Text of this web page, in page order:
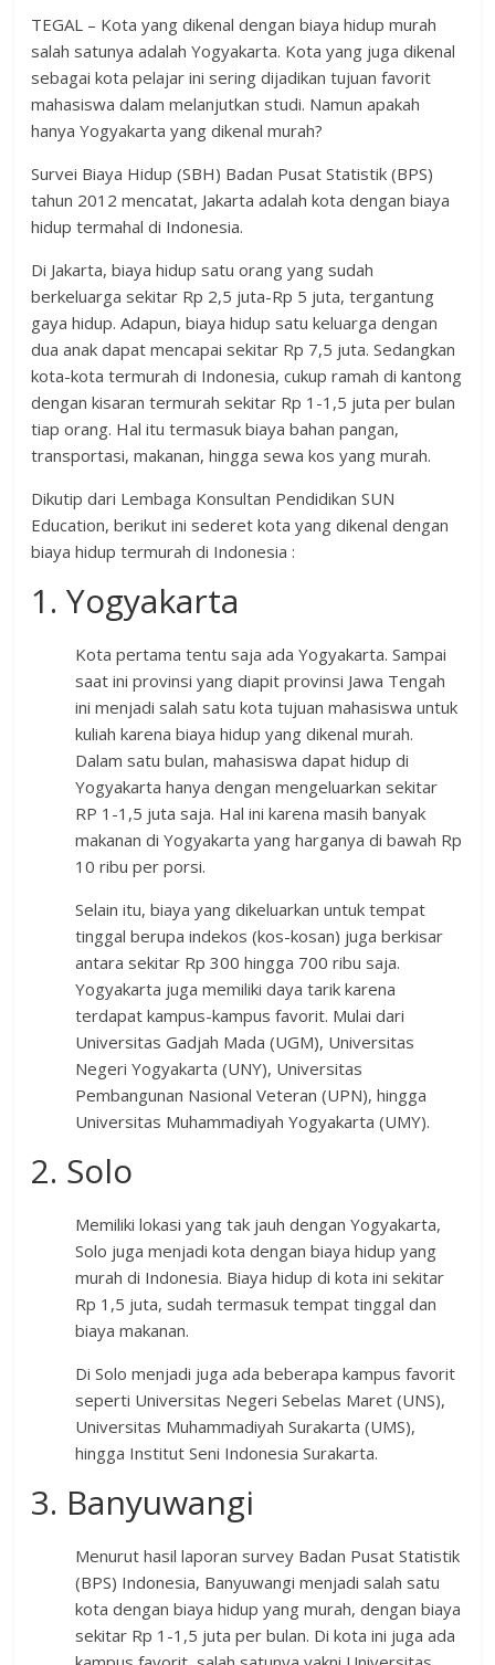
TEGAL – Kota yang dikenal dengan biaya hidup murah
salah satunya adalah Yogyakarta. Kota yang juga dikenal
sebagai kota pelajar ini sering dijadikan tujuan favorit
mahasiswa dalam melanjutkan studi. Namun apakah
hanya Yogyakarta yang dikenal murah?
Survei Biaya Hidup (SBH) Badan Pusat Statistik (BPS)
tahun 2012 mencatat, Jakarta adalah kota dengan biaya
hidup termahal di Indonesia.
Di Jakarta, biaya hidup satu orang yang sudah
berkeluarga sekitar Rp 2,5 juta-Rp 5 juta, tergantung
gaya hidup. Adapun, biaya hidup satu keluarga dengan
dua anak dapat mencapai sekitar Rp 7,5 juta. Sedangkan
kota-kota termurah di Indonesia, cukup ramah di kantong
dengan kisaran termurah sekitar Rp 1-1,5 juta per bulan
tiap orang. Hal itu termasuk biaya bahan pangan,
transportasi, makanan, hingga sewa kos yang murah.
Dikutip dari Lembaga Konsultan Pendidikan SUN
Education, berikut ini sederet kota yang dikenal dengan
biaya hidup termurah di Indonesia :
1. Yogyakarta
Kota pertama tentu saja ada Yogyakarta. Sampai
saat ini provinsi yang diapit provinsi Jawa Tengah
ini menjadi salah satu kota tujuan mahasiswa untuk
kuliah karena biaya hidup yang dikenal murah.
Dalam satu bulan, mahasiswa dapat hidup di
Yogyakarta hanya dengan mengeluarkan sekitar
RP 1-1,5 juta saja. Hal ini karena masih banyak
makanan di Yogyakarta yang harganya di bawah Rp
10 ribu per porsi.
Selain itu, biaya yang dikeluarkan untuk tempat
tinggal berupa indekos (kos-kosan) juga berkisar
antara sekitar Rp 300 hingga 700 ribu saja.
Yogyakarta juga memiliki daya tarik karena
terdapat kampus-kampus favorit. Mulai dari
Universitas Gadjah Mada (UGM), Universitas
Negeri Yogyakarta (UNY), Universitas
Pembangunan Nasional Veteran (UPN), hingga
Universitas Muhammadiyah Yogyakarta (UMY).
2. Solo
Memiliki lokasi yang tak jauh dengan Yogyakarta,
Solo juga menjadi kota dengan biaya hidup yang
murah di Indonesia. Biaya hidup di kota ini sekitar
Rp 1,5 juta, sudah termasuk tempat tinggal dan
biaya makanan.
Di Solo menjadi juga ada beberapa kampus favorit
seperti Universitas Negeri Sebelas Maret (UNS),
Universitas Muhammadiyah Surakarta (UMS),
hingga Institut Seni Indonesia Surakarta.
3. Banyuwangi
Menurut hasil laporan survey Badan Pusat Statistik
(BPS) Indonesia, Banyuwangi menjadi salah satu
kota dengan biaya hidup yang murah, dengan biaya
sekitar Rp 1-1,5 juta per bulan. Di kota ini juga ada